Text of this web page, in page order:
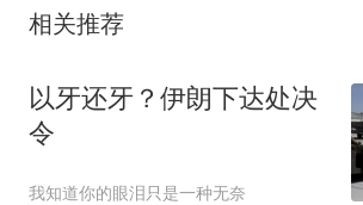
相关推荐
以牙还牙？伊朗下达处决
令
我知道你的眼泪只是一种无奈